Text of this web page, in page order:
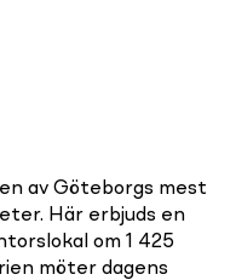
av Göteborgs mest
Här erbjuds en
om 1 425
möter dagens